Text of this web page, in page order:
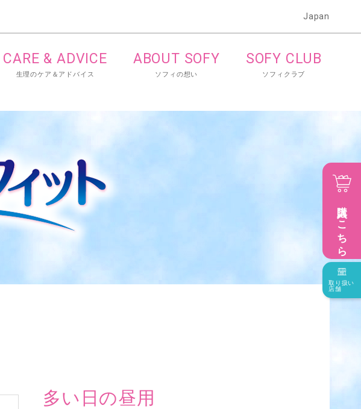
Japan
CARE & ADVICE
生理のケア＆アドバイス
ABOUT SOFY
ソフィの想い
SOFY CLUB
ソフィクラブ
多い日の昼用
購入はこちら
取り扱い
店舗